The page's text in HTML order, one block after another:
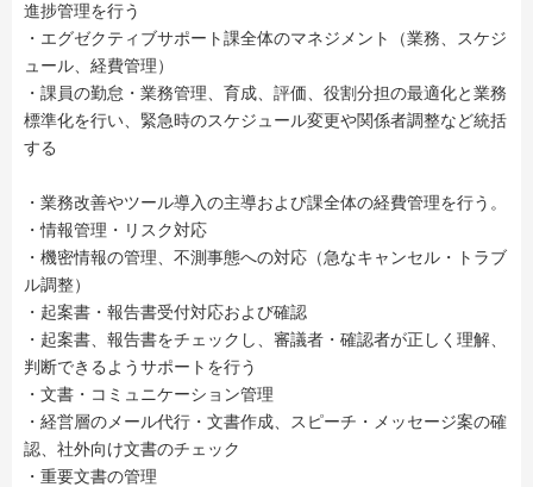
進捗管理を行う
・エグゼクティブサポート課全体のマネジメント（業務、スケジ
ュール、経費管理）
・課員の勤怠・業務管理、育成、評価、役割分担の最適化と業務
標準化を行い、緊急時のスケジュール変更や関係者調整など統括
する
・業務改善やツール導入の主導および課全体の経費管理を行う。
・情報管理・リスク対応
・機密情報の管理、不測事態への対応（急なキャンセル・トラブ
ル調整）
・起案書・報告書受付対応および確認
・起案書、報告書をチェックし、審議者・確認者が正しく理解、
判断できるようサポートを行う
・文書・コミュニケーション管理
・経営層のメール代行・文書作成、スピーチ・メッセージ案の確
認、社外向け文書のチェック
・重要文書の管理